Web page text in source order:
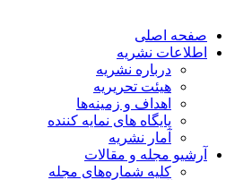
اصلی
نشریه
درباره نشریه
هیئت تحریریه
اهداف و زمینه‌ها
پایگاه های نمایه کننده
آمار نشریه
مجله و مقالات
کلیه شماره‌های مجله